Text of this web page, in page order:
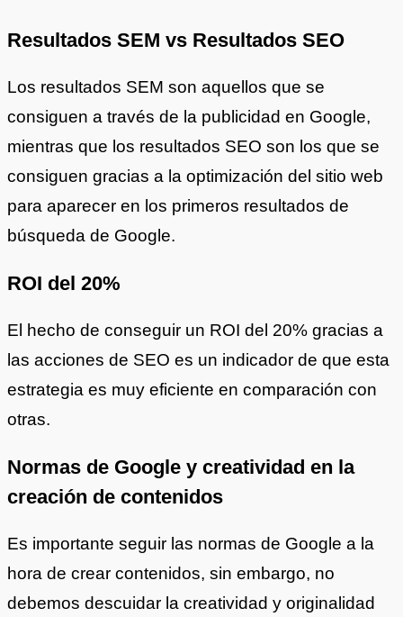
Resultados SEM vs Resultados SEO
Los resultados SEM son aquellos que se
consiguen a través de la publicidad en Google,
mientras que los resultados SEO son los que se
consiguen gracias a la optimización del sitio web
para aparecer en los primeros resultados de
búsqueda de Google.
ROI del 20%
El hecho de conseguir un ROI del 20% gracias a
las acciones de SEO es un indicador de que esta
estrategia es muy eficiente en comparación con
otras.
Normas de Google y creatividad en la
creación de contenidos
Es importante seguir las normas de Google a la
hora de crear contenidos, sin embargo, no
debemos descuidar la creatividad y originalidad